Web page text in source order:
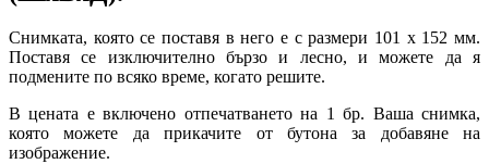
Снимката, която се поставя в него е с размери 101 x 152 мм.
Поставя се изключително бързо и лесно, и можете да я
подмените по всяко време, когато решите.
В цената е включено отпечатването на 1 бр. Ваша снимка,
която можете да прикачите от бутона за добавяне на
изображение.